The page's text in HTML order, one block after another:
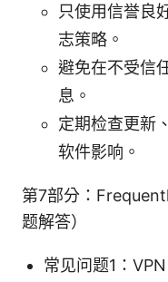
只使用信誉良
志策略。
避免在不受信
息。
定期检查更新
软件影响。
第7部分：
题解答）
常见问题1：